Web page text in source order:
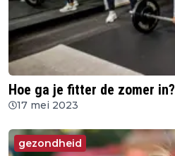
Hoe ga je fitter de zomer in?
17 mei 2023
gezondheid